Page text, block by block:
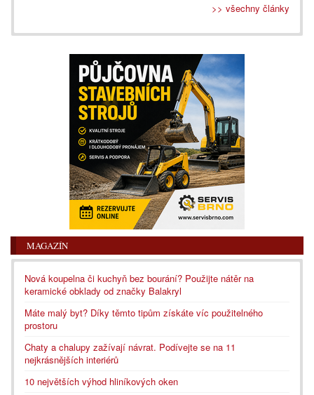
>> všechny články
MAGAZÍN
Nová koupelna či kuchyň bez bourání? Použijte nátěr na
keramické obklady od značky Balakryl
Máte malý byt? Díky těmto tipům získáte víc použitelného
prostoru
Chaty a chalupy zažívají návrat. Podívejte se na 11
nejkrásnějších interiérů
10 největších výhod hliníkových oken